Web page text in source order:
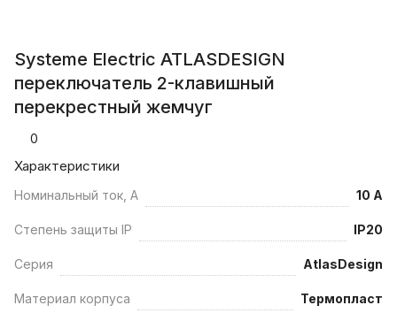
Systeme Electric ATLASDESIGN
переключатель 2-клавишный
перекрестный жемчуг
0
Характеристики
Номинальный ток, А 10 А
Степень защиты IP IP20
Серия AtlasDesign
Материал корпуса Термопласт